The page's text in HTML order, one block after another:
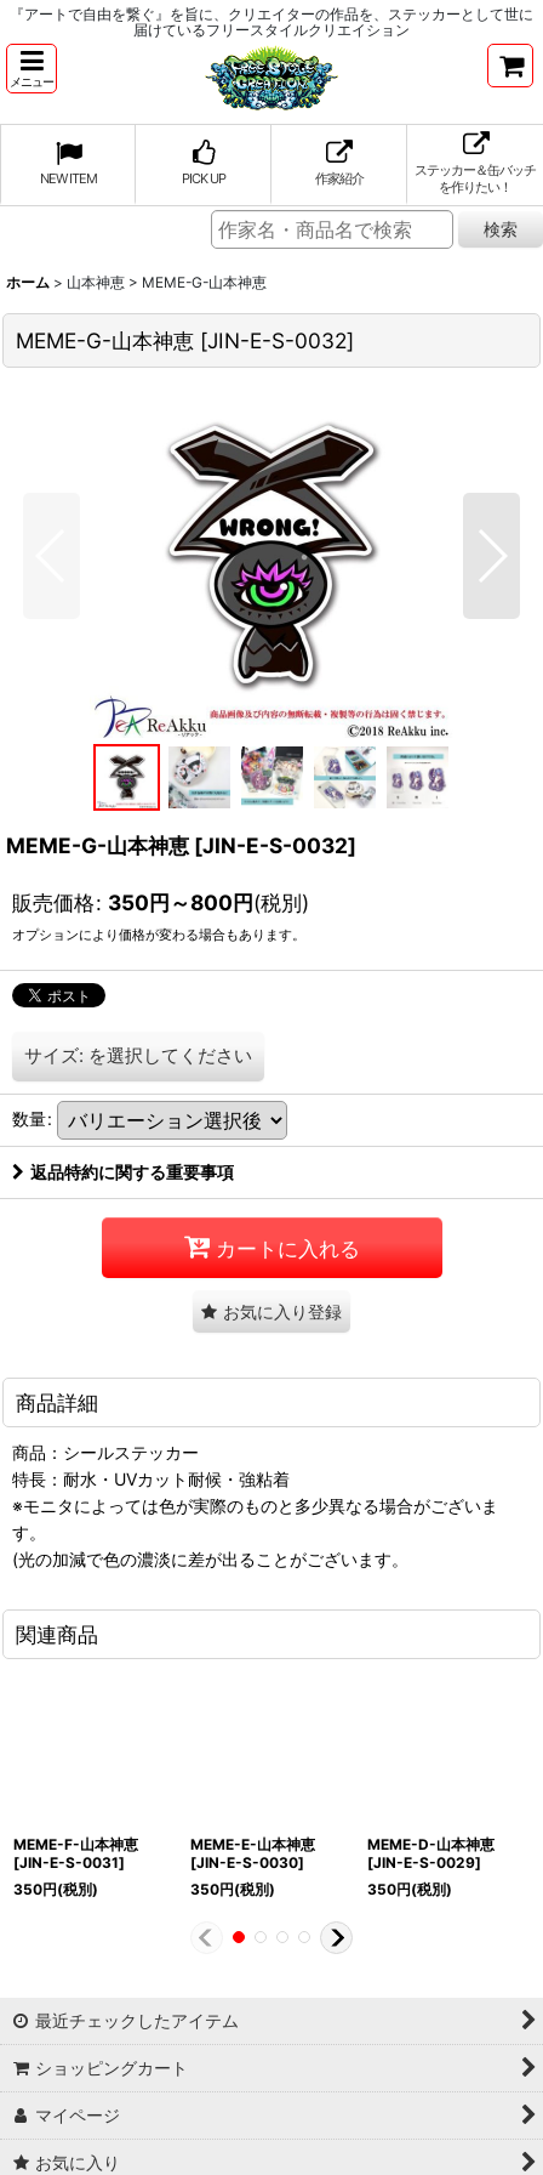
『アートで自由を繋ぐ』を旨に、クリエイターの作品を、ステッカーとして世に
届けているフリースタイルクリエイション
メニュー
NEW ITEM PICK UP 作家紹介
ステッカー＆缶バッチ
を作りたい！
ホーム > 山本神恵 > MEME-G-山本神恵
MEME-G-山本神恵 [JIN-E-S-0032]
MEME-G-山本神恵 [JIN-E-S-0032]
販売価格: 350円～800円(税別)
オプションにより価格が変わる場合もあります。
サイズ: を選択してください
数量:
返品特約に関する重要事項
カートに入れる
お気に入り登録
商品詳細
商品：シールステッカー
特長：耐水・UVカット耐候・強粘着
※モニタによっては色が実際のものと多少異なる場合がございま
す。
(光の加減で色の濃淡に差が出ることがございます。
関連商品
MEME-F-山本神恵
[JIN-E-S-0031]
350円(税別)
MEME-E-山本神恵
[JIN-E-S-0030]
350円(税別)
MEME-D-山本神恵
[JIN-E-S-0029]
350円(税別)
最近チェックしたアイテム
ショッピングカート
マイページ
お気に入り